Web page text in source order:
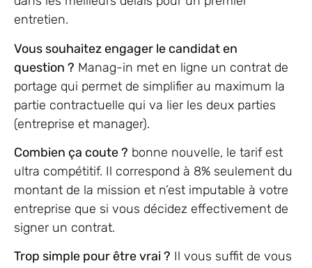
entretien.
Vous souhaitez engager le candidat en
question ? Manag-in met en ligne un contrat de
portage qui permet de simplifier au maximum la
partie contractuelle qui va lier les deux parties
(entreprise et manager).
Combien ça coute ? bonne nouvelle, le tarif est
ultra compétitif. Il correspond à 8% seulement du
montant de la mission et n’est imputable à votre
entreprise que si vous décidez effectivement de
signer un contrat.
Trop simple pour être vrai ? Il vous suffit de vous